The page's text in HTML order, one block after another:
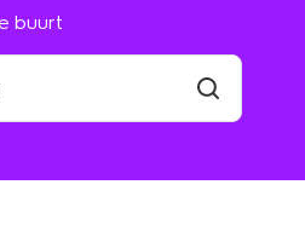
buurt